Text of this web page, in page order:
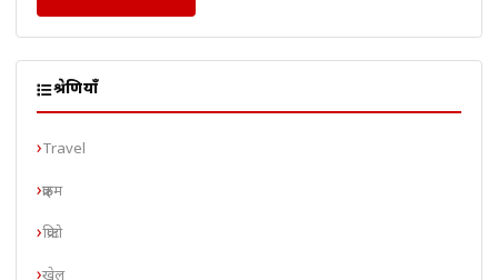
श्रेणियाँ
Travel
क्राइम
क्रिप्टो
खेल